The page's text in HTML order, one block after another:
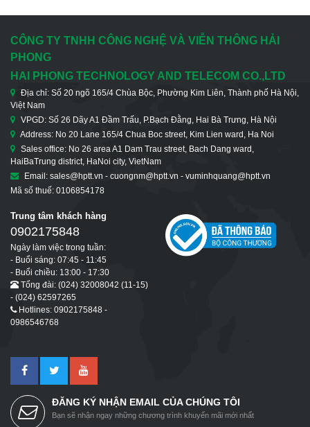
CÔNG TY TNHH CÔNG NGHỆ VÀ VIỄN THÔNG HẢI
PHONG
HAI PHONG TECHNOLOGY AND TELECOM CO.,LTD
Địa chỉ: Số 20 ngõ 165/4 Chùa Bộc, Phường Kim Liên, Thành phố Hà Nội,
Việt Nam
VPGD: Số 26 Dãy A1 Đầm Trấu, P.Bạch Đằng, Hai Bà Trưng, Hà Nội
Address: No 20 Lane 165/4 Chua Boc street, Kim Lien ward, Ha Noi
Sales office: No 26 area A1 Dam Trau street, Bach Dang ward,
HaiBaTrung district, HaNoi city, VietNam
Email: sales@hptt.vn - cuongnm@hptt.vn - vuminhquang@hptt.vn
Mã số thuế: 0106854178
Trung tâm khách hàng
0902175848
Ngày làm việc trong tuần:
- Buổi sáng: 07:45 - 11:45
- Buổi chiều: 13:00 - 17:30
Tổng đài: (024) 32008042 (11-15)
- (024) 62597265
Hotlines: 0902175848 -
0986546768
ĐĂNG KÝ NHẬN EMAIL CỦA CHÚNG TÔI
Bạn sẽ nhận ngay những chương trình khuyến mãi mới nhất